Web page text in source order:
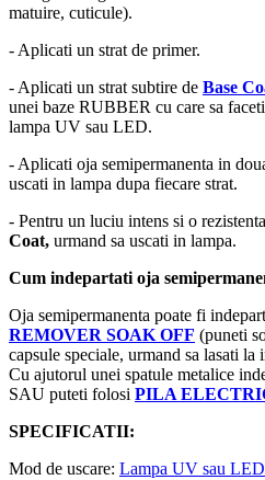
matuire, cuticule).
- Aplicati un strat de primer.
- Aplicati un strat subtire de Base
unei baze RUBBER cu care sa
lampa UV sau LED.
- Aplicati oja semipermanenta in
uscati in lampa dupa fiecare strat.
- Pentru un luciu intens si o
Coat, urmand sa uscati in lampa.
Cum indepartati oja
Oja semipermanenta poate fi
REMOVER SOAK OFF (puneti
capsule speciale, urmand sa lasati
Cu ajutorul unei spatule metalice
SAU puteti folosi PILA
SPECIFICATII:
Mod de uscare: Lampa UV sau LED